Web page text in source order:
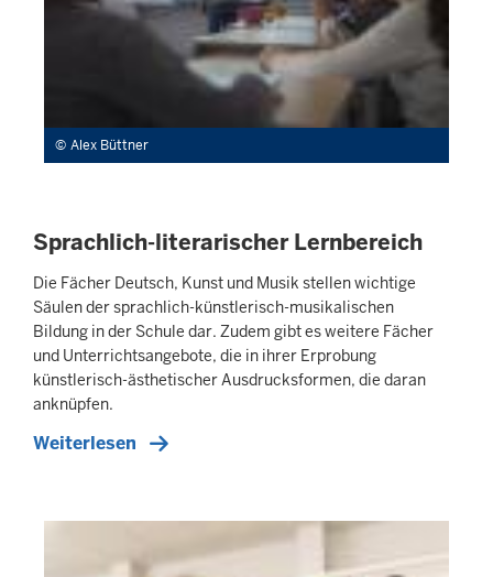
Alex Büttner
Sprachlich-literarischer Lernbereich
Die Fächer Deutsch, Kunst und Musik stellen wichtige
Säulen der sprachlich-künstlerisch-musikalischen
Bildung in der Schule dar. Zudem gibt es weitere Fächer
und Unterrichtsangebote, die in ihrer Erprobung
künstlerisch-ästhetischer Ausdrucksformen, die daran
anknüpfen.
Weiterlesen